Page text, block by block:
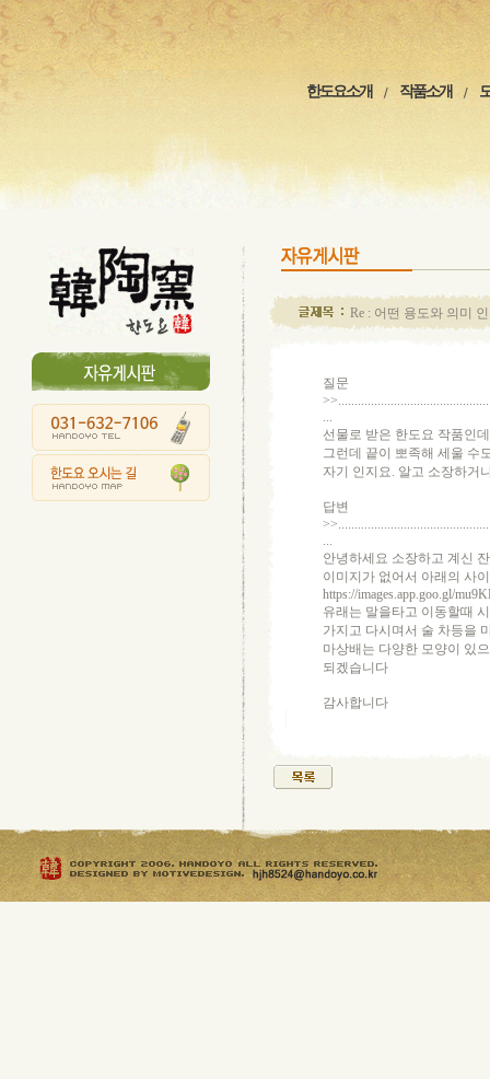
한도요소개 작품소개
Re : 어떤 용도와 의미
질문
...
선물로 받은 한도요 작품인
그런데 끝이 뽀족해 세울 수
자기 인지요. 알고 소장하거
답변
...
안녕하세요 소장하고 계신
이미지가 없어서 아래의 사
https://images.app.goo.gl/
유래는 말을타고 이동할때
가지고 다시며서 술 차등을
마상배는 다양한 모양이 있
되겠습니다
감사합니다